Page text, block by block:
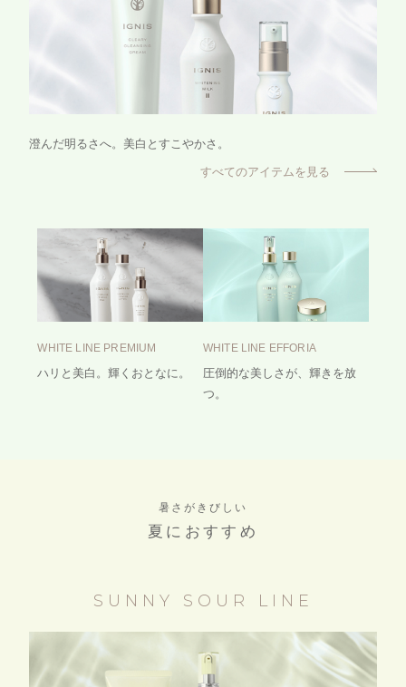
澄んだ明るさへ。美白とすこやかさ。
すべてのアイテムを見る
WHITE LINE PREMIUM
ハリと美白。輝くおとなに。
WHITE LINE EFFORIA
圧倒的な美しさが、輝きを放
つ。
暑さがきびしい
夏におすすめ
SUNNY SOUR LINE